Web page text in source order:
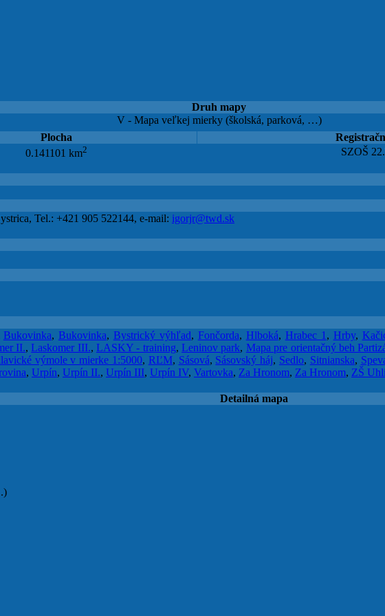
Druh mapy
V - Mapa veľkej mierky (školská, parková, …)
Plocha
0.141101 km2 SZOŠ
Tel.: +421 905 522144, e-mail: igorjr@twd.sk
Bukovinka, Bukovinka, Bystrický výhľad, Fončorda, Hlboká, Hrabec 1, Hrby,
II.,Laskomer III., LASKY - training,Leninov park, Mapa pre orientačný beh
výmole v mierke 1:5000, RĽM, Sásová, Sásovský háj, Sedlo, Sitnianska,
, Urpín, Urpín II., Urpín III, Urpín IV, Vartovka, Za Hronom, Za Hronom, ZŠ
Detailná mapa